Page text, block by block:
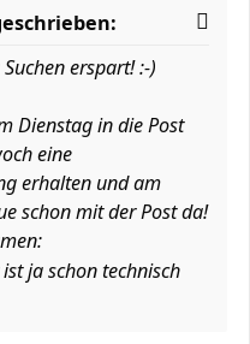
erspart! :-)
Dienstag in die Post
eine
erhalten und am
schon mit der Post da!
ja schon technisch